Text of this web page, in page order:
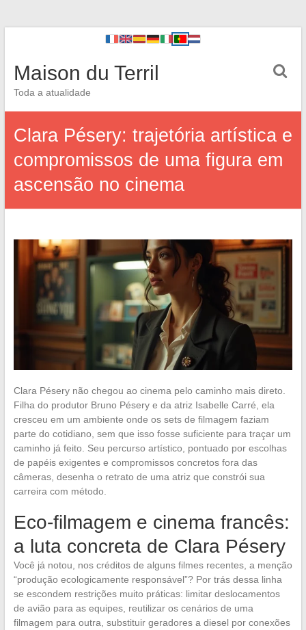
Maison du Terril
Toda a atualidade
Clara Pésery: trajetória artística e
compromissos de uma figura em
ascensão no cinema
Clara Pésery não chegou ao cinema pelo caminho mais direto.
Filha do produtor Bruno Pésery e da atriz Isabelle Carré, ela
cresceu em um ambiente onde os sets de filmagem faziam
parte do cotidiano, sem que isso fosse suficiente para traçar um
caminho já feito. Seu percurso artístico, pontuado por escolhas
de papéis exigentes e compromissos concretos fora das
câmeras, desenha o retrato de uma atriz que constrói sua
carreira com método.
Eco-filmagem e cinema francês:
a luta concreta de Clara Pésery
Você já notou, nos créditos de alguns filmes recentes, a menção
“produção ecologicamente responsável”? Por trás dessa linha
se escondem restrições muito práticas: limitar deslocamentos
de avião para as equipes, reutilizar os cenários de uma
filmagem para outra, substituir geradores a diesel por conexões